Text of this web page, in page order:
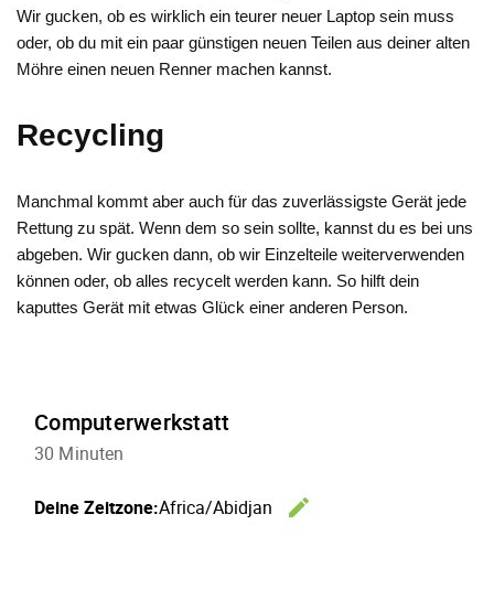
Wir gucken, ob es wirklich ein teurer neuer Laptop sein muss
oder, ob du mit ein paar günstigen neuen Teilen aus deiner alten
Möhre einen neuen Renner machen kannst.
Recycling
Manchmal kommt aber auch für das zuverlässigste Gerät jede
Rettung zu spät. Wenn dem so sein sollte, kannst du es bei uns
abgeben. Wir gucken dann, ob wir Einzelteile weiterverwenden
können oder, ob alles recycelt werden kann. So hilft dein
kaputtes Gerät mit etwas Glück einer anderen Person.